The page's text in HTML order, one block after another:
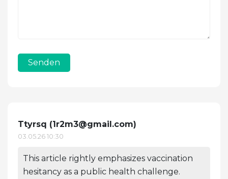
Senden
Ttyrsq (1r2m3@gmail.com)
03.05.26 10:30
This article rightly emphasizes vaccination
hesitancy as a public health challenge.